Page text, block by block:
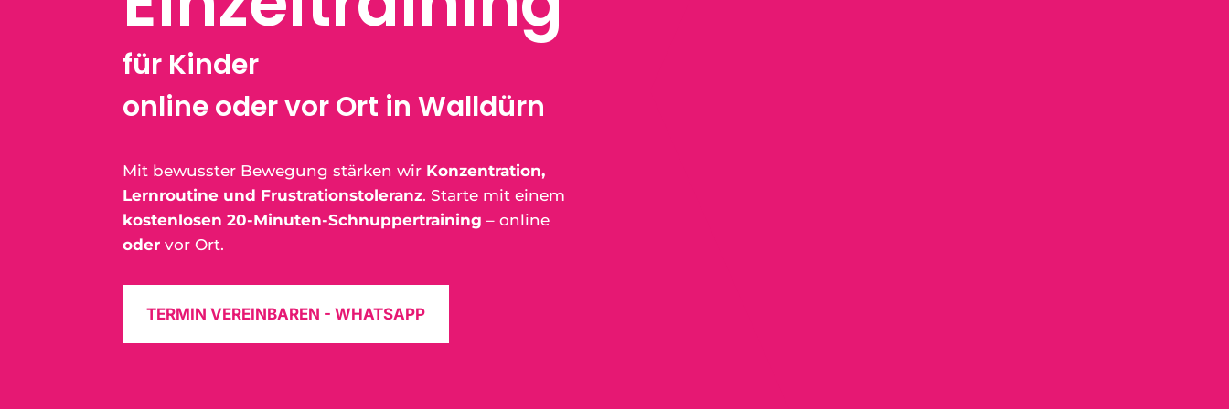
für Kinder
online oder vor Ort in Walldürn
Mit bewusster Bewegung stärken wir Konzentration,
Lernroutine und Frustrationstoleranz. Starte mit einem
kostenlosen 20-Minuten-Schnuppertraining – online
oder vor Ort.
TERMIN VEREINBAREN - WHATSAPP